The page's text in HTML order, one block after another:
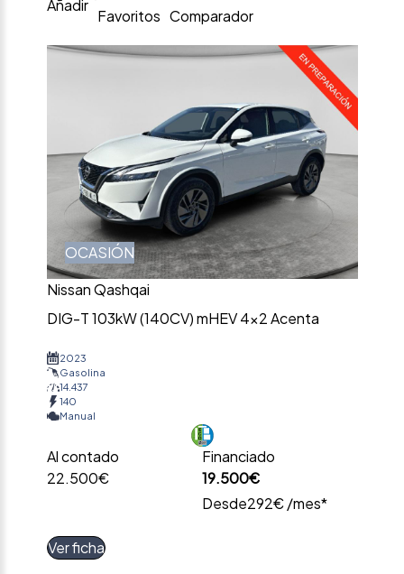
Añadir
Favoritos Comparador
OCASIÓN
Nissan Qashqai
DIG-T 103kW (140CV) mHEV 4×2 Acenta
2023
Gasolina
14.437
140
Manual
Al contado
22.500€
Financiado
19.500€
Desde292€ /mes*
Ver ficha